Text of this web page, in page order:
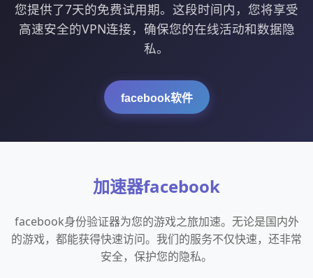
您提供了7天的免费试用期。这段时间内，您将享受
高速安全的VPN连接，确保您的在线活动和数据隐
私。
facebook软件
加速器facebook
facebook身份验证器为您的游戏之旅加速。无论是国内外
的游戏，都能获得快速访问。我们的服务不仅快速，还非常
安全，保护您的隐私。